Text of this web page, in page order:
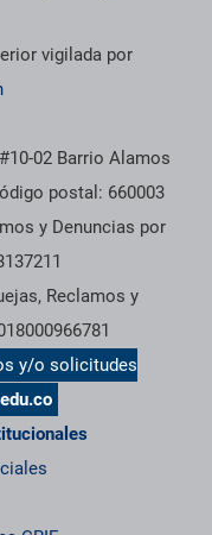
vigilada por
02 Barrio Alamos
postal: 660003
y Denuncias por
Reclamos y
y/o solicitudes